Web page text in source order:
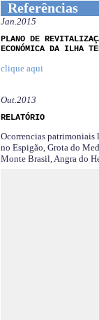
Referências
Jan.2015
PLANO DE
ECONÓMICA DA ILHA
clique aqui
Out.2013
RELATÓRIO
Ocorrencias patrimoniais
no Espigão, Grota do
Monte Brasil, Angra do